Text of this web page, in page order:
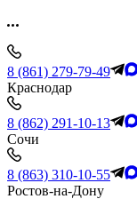
8 (861) 279-79-49
Краснодар
8 (862) 291-10-13
Сочи
8 (863) 310-10-55
Ростов-на-Дону